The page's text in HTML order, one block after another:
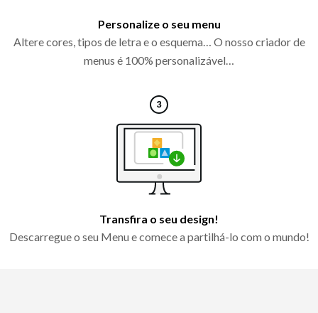
Personalize o seu menu
Altere cores, tipos de letra e o esquema… O nosso criador de
menus é 100% personalizável…
Transfira o seu design!
Descarregue o seu Menu e comece a partilhá-lo com o mundo!